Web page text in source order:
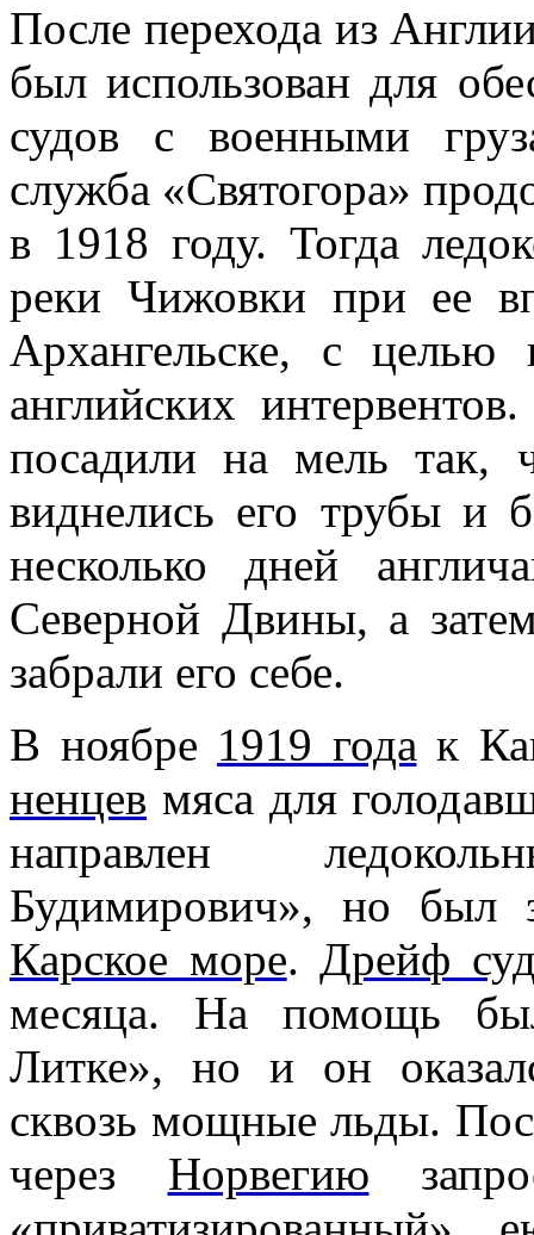
После перехода из
был использован для
судов с военными
служба «Святогора»
в 1918 году. Тогда
реки Чижовки при ее
Архангельске, с целью
английских
посадили на мель так,
виднелись его трубы и
несколько дней
Северной Двины, а
забрали его себе.
В ноябре 1919 года к
ненцев мяса для
направлен
Будимирович», но был
Карское море.Дрейф
месяца. На помощь
Литке», но и он
сквозь мощные льды.
через Норвегию